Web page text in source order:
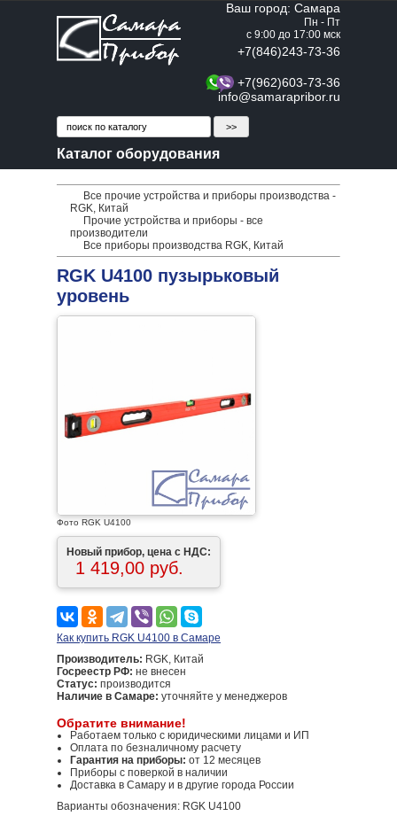
Ваш город: Самара
Пн - Пт
с 9:00 до 17:00 мск
+7(846)243-73-36
+7(962)603-73-36
info@samarapribor.ru
Каталог оборудования
Все прочие устройства и приборы производства -
RGK, Китай
Прочие устройства и приборы - все
производители
Все приборы производства RGK, Китай
RGK U4100 пузырьковый
уровень
Фото RGK U4100
Новый прибор, цена с НДС:
1 419,00 руб.
Как купить RGK U4100 в Самаре
Производитель: RGK, Китай
Госреестр РФ: не внесен
Статус: производится
Наличие в Самаре: уточняйте у менеджеров
Обратите внимание!
Работаем только с юридическими лицами и ИП
Оплата по безналичному расчету
Гарантия на приборы: от 12 месяцев
Приборы с поверкой в наличии
Доставка в Самару и в другие города России
Варианты обозначения: RGK U4100